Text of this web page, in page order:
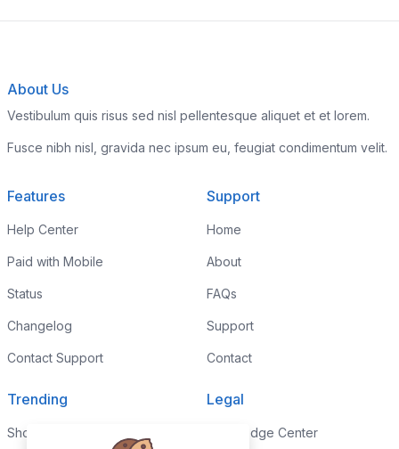
About Us
Vestibulum quis risus sed nisl pellentesque aliquet et et lorem.
Fusce nibh nisl, gravida nec ipsum eu, feugiat condimentum velit.
Features
Help Center
Paid with Mobile
Status
Changelog
Contact Support
Support
Home
About
FAQs
Support
Contact
Trending
Shop
Legal
Knowledge Center